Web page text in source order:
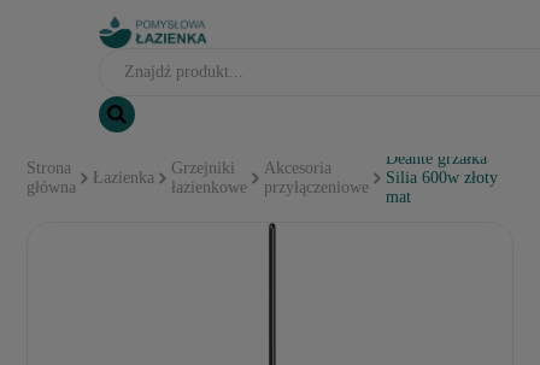
Strona
główna
Łazienka
Grzejniki
łazienkowe
Akcesoria
przyłączeniowe
Deante grzałka
Silia 600w złoty
mat